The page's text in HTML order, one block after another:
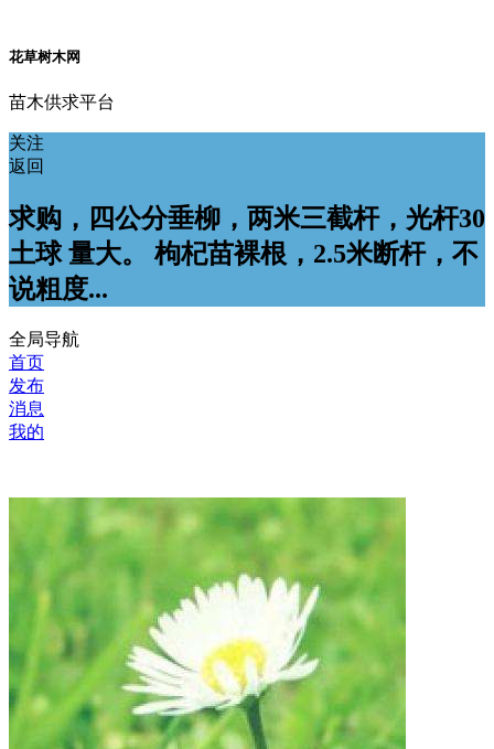
花草树木网
苗木供求平台
关注
返回
求购，四公分垂柳，两米三截杆，光杆30
土球 量大。 枸杞苗裸根，2.5米断杆，不
说粗度...
全局导航
首页
发布
消息
我的